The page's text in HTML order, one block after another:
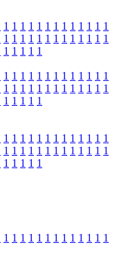
1 1 1 1 1 1 1 1 1 1 1 1 1
1 1 1 1 1 1 1 1 1 1 1 1 1
1 1 1 1 1
1 1 1 1 1 1 1 1 1 1 1 1 1
1 1 1 1 1 1 1 1 1 1 1 1 1
1 1 1 1 1
1 1 1 1 1 1 1 1 1 1 1 1 1
1 1 1 1 1 1 1 1 1 1 1 1 1
1 1 1 1 1
1 1 1 1 1 1 1 1 1 1 1 1 1